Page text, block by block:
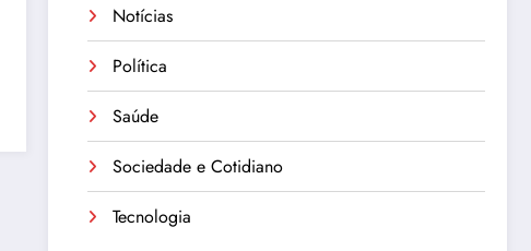
Notícias
Política
Saúde
Sociedade e Cotidiano
Tecnologia